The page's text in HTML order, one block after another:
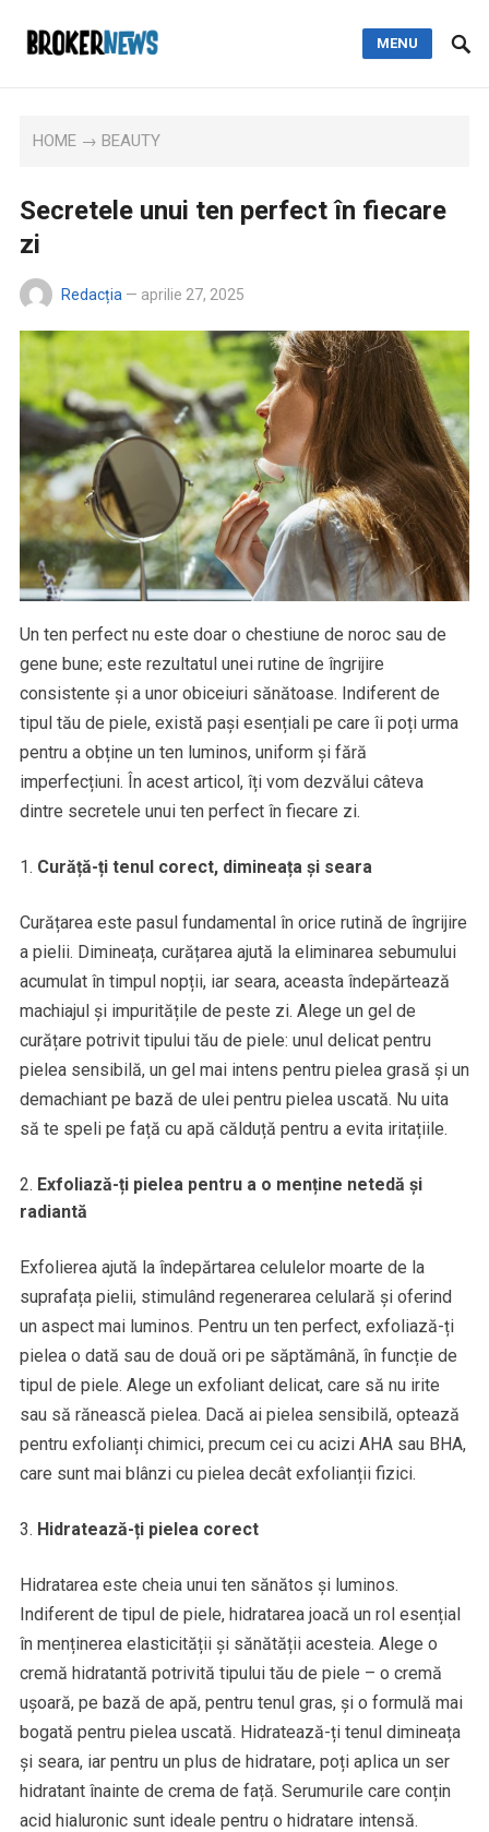
MENU
HOME →BEAUTY
Secretele unui ten perfect în fiecare
zi
Redacția — aprilie 27, 2025
Un ten perfect nu este doar o chestiune de noroc sau de
gene bune; este rezultatul unei rutine de îngrijire
consistente și a unor obiceiuri sănătoase. Indiferent de
tipul tău de piele, există pași esențiali pe care îi poți urma
pentru a obține un ten luminos, uniform și fără
imperfecțiuni. În acest articol, îți vom dezvălui câteva
dintre secretele unui ten perfect în fiecare zi.
Curăță-ți tenul corect, dimineața și seara
Curățarea este pasul fundamental în orice rutină de îngrijire
a pielii. Dimineața, curățarea ajută la eliminarea sebumului
acumulat în timpul nopții, iar seara, aceasta îndepărtează
machiajul și impuritățile de peste zi. Alege un gel de
curățare potrivit tipului tău de piele: unul delicat pentru
pielea sensibilă, un gel mai intens pentru pielea grasă și un
demachiant pe bază de ulei pentru pielea uscată. Nu uita
să te speli pe față cu apă călduță pentru a evita iritațiile.
Exfoliază-ți pielea pentru a o menține netedă și
radiantă
Exfolierea ajută la îndepărtarea celulelor moarte de la
suprafața pielii, stimulând regenerarea celulară și oferind
un aspect mai luminos. Pentru un ten perfect, exfoliază-ți
pielea o dată sau de două ori pe săptămână, în funcție de
tipul de piele. Alege un exfoliant delicat, care să nu irite
sau să rănească pielea. Dacă ai pielea sensibilă, optează
pentru exfolianți chimici, precum cei cu acizi AHA sau BHA,
care sunt mai blânzi cu pielea decât exfolianții fizici.
Hidratează-ți pielea corect
Hidratarea este cheia unui ten sănătos și luminos.
Indiferent de tipul de piele, hidratarea joacă un rol esențial
în menținerea elasticității și sănătății acesteia. Alege o
cremă hidratantă potrivită tipului tău de piele – o cremă
ușoară, pe bază de apă, pentru tenul gras, și o formulă mai
bogată pentru pielea uscată. Hidratează-ți tenul dimineața
și seara, iar pentru un plus de hidratare, poți aplica un ser
hidratant înainte de crema de față. Serumurile care conțin
acid hialuronic sunt ideale pentru o hidratare intensă.